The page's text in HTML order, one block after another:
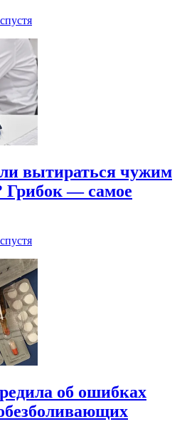
вытираться чужим
Грибок — самое
об ошибках